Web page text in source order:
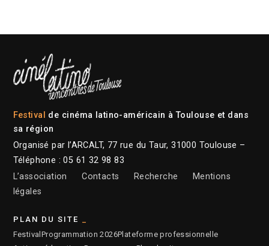
Festival de cinéma latino-américain à Toulouse et dans
sa région
Organisé par l’ARCALT, 77 rue du Taur, 31000 Toulouse –
Téléphone : 05 61 32 98 83
L’association
Contacts Recherche
Mentions
légales
PLAN DU SITE
Festival Programmation 2026Plateforme professionnelle